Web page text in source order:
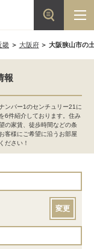
畿 大阪府 大阪狭山市の
報
ンバー1のセンチュリー21に
6件紹介しております。住み
の家賃、徒歩時間などの条
客様にご希望に沿うお部屋
ださい！
変更